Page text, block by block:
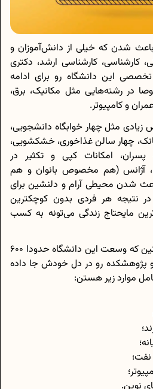
شدن که خیلی از دانش‌آموزان و
کارشناسی، کارشناسی ارشد، دکتری
این دانشگاه رو برای ادامه
در رشته‌هایی مثل مکانیک، برق،
و کامپیوتر.
زیادی مثل چهار خوابگاه دانشجویی،
بانک، چهار سالن غذاخوری، خشکشویی،
پسران، امکانات کپی و تکثیر در
آژانس (هم مخصوص بانوان و هم
شدن محیطی آرام و دلنشین برای
در نتیجه هر فردی بدون کوچکترین
مایحتاج زندگی می‌تونه به کسب
شاید براتون جالب باشه بدونین که وسعت این دانشگاه حدودا 600
پژوهشکده رو در دل خودش جا داده
موارد زیر هستن: